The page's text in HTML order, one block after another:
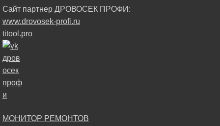
Сайт партнер ДРОВОСЕК ПРОФИ:
www.drovosek-profi.ru
titool.pro
МОНИТОР РЕМОНТОВ